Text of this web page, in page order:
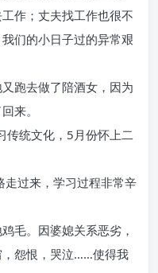
作；丈夫找工作也很不
们的小日子过的异常艰
跑去做了陪酒女，因为
来。
传统文化，5月份怀上二
走过来，学习过程非常辛
毛。因婆媳关系恶劣，
，怨恨，哭泣……使得我